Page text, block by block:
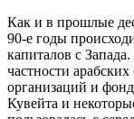
Как и в прошлые
90-е годы
капиталов с
частности
организаций и
Кувейта и